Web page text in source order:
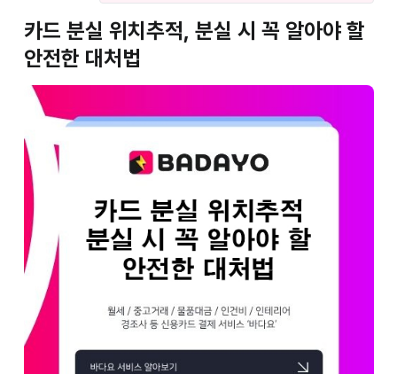
카드 분실 위치추적, 분실 시 꼭 알아야 할
안전한 대처법